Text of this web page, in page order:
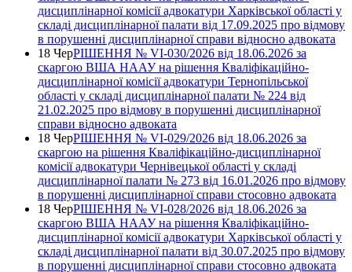
дисциплінарної комісії адвокатури Харківської області у
складі дисциплінарної палати від 17.09.2025 про відмову
в порушенні дисциплінарної справи відносно адвоката
18 ЧерРІШЕННЯ № VІ-030/2026 від 18.06.2026 за
скаргою ВША НААУ на рішення Кваліфікаційно-
дисциплінарної комісії адвокатури Тернопільської
області у складі дисциплінарної палати № 224 від
21.02.2025 про відмову в порушенні дисциплінарної
справи відносно адвоката
18 ЧерРІШЕННЯ № VІ-029/2026 від 18.06.2026 за
скаргою на рішення Кваліфікаційно-дисциплінарної
комісії адвокатури Чернівецької області у складі
дисциплінарної палати № 273 від 16.01.2026 про відмову
в порушенні дисциплінарної справи стосовно адвоката
18 ЧерРІШЕННЯ № VІ-028/2026 від 18.06.2026 за
скаргою ВША НААУ на рішення Кваліфікаційно-
дисциплінарної комісії адвокатури Харківської області у
складі дисциплінарної палати від 30.07.2025 про відмову
в порушенні дисциплінарної справи стосовно адвоката